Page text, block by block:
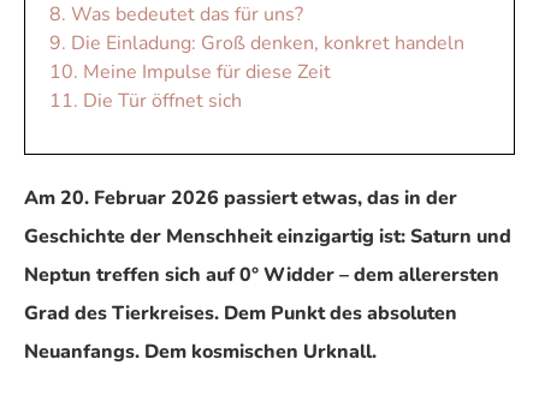
8. Was bedeutet das für uns?
9. Die Einladung: Groß denken, konkret handeln
10. Meine Impulse für diese Zeit
11. Die Tür öffnet sich
Am 20. Februar 2026 passiert etwas, das in der
Geschichte der Menschheit einzigartig ist: Saturn und
Neptun treffen sich auf 0° Widder – dem allerersten
Grad des Tierkreises. Dem Punkt des absoluten
Neuanfangs. Dem kosmischen Urknall.